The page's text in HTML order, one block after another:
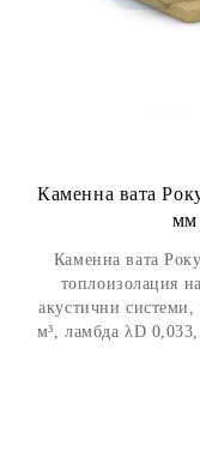
Каменна вата
мм
Каменна вата
топлоизолация
акустични
м³, ламбда λD